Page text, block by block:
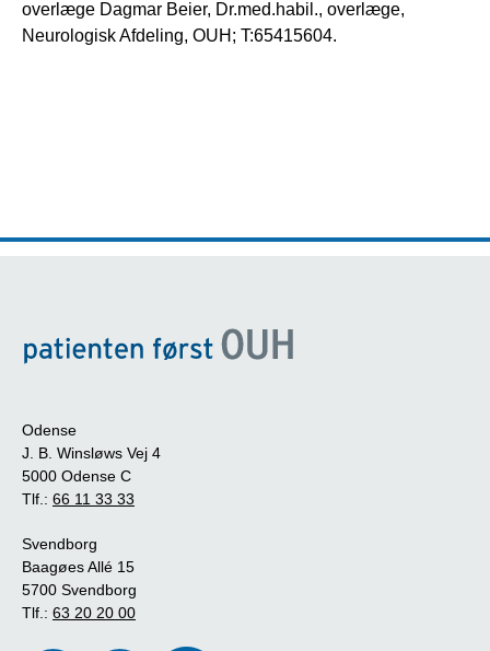
overlæge Dagmar Beier, Dr.med.habil., overlæge,
Neurologisk Afdeling, OUH; T:65415604.
Odense
J. B. Winsløws Vej 4
5000 Odense C
Tlf.: 66 11 33 33
Svendborg
Baagøes Allé 15
5700 Svendborg
Tlf.: 63 20 20 00